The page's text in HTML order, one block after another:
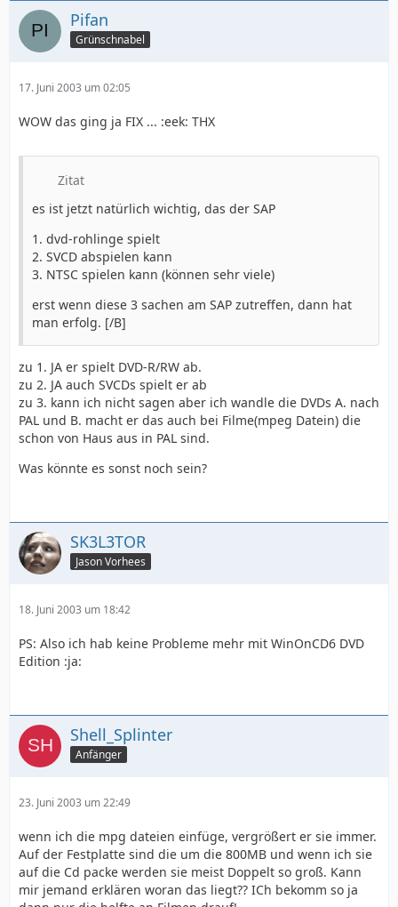
Pifan
Grünschnabel
17. Juni 2003 um 02:05
WOW das ging ja FIX ... :eek: THX
Zitat
es ist jetzt natürlich wichtig, das der SAP
1. dvd-rohlinge spielt
2. SVCD abspielen kann
3. NTSC spielen kann (können sehr viele)
erst wenn diese 3 sachen am SAP zutreffen, dann hat
man erfolg. [/B]
zu 1. JA er spielt DVD-R/RW ab.
zu 2. JA auch SVCDs spielt er ab
zu 3. kann ich nicht sagen aber ich wandle die DVDs A. nach
PAL und B. macht er das auch bei Filme(mpeg Datein) die
schon von Haus aus in PAL sind.
Was könnte es sonst noch sein?
SK3L3TOR
Jason Vorhees
18. Juni 2003 um 18:42
PS: Also ich hab keine Probleme mehr mit WinOnCD6 DVD
Edition :ja:
Shell_Splinter
Anfänger
23. Juni 2003 um 22:49
wenn ich die mpg dateien einfüge, vergrößert er sie immer.
Auf der Festplatte sind die um die 800MB und wenn ich sie
auf die Cd packe werden sie meist Doppelt so groß. Kann
mir jemand erklären woran das liegt?? ICh bekomm so ja